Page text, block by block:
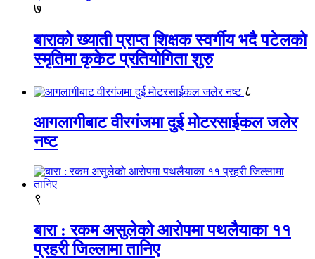
७
बाराको ख्याती प्राप्त शिक्षक स्वर्गीय भदै पटेलको
स्मृतिमा कृकेट प्रतियोगिता शुरु
८
आगलागीबाट वीरगंजमा दुई मोटरसाईकल जलेर
नष्ट
९
बारा : रकम असुलेको आरोपमा पथलैयाका ११
प्रहरी जिल्लामा तानिए